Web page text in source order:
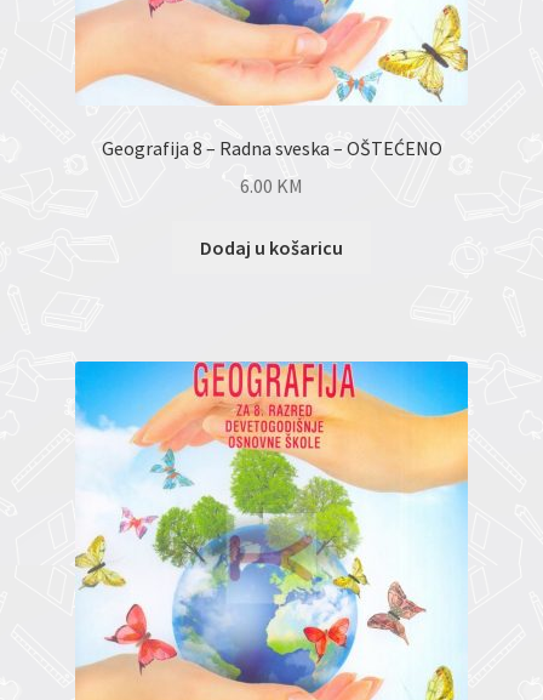
Geografija 8 – Radna sveska – OŠTEĆENO
6.00 KM
Dodaj u košaricu